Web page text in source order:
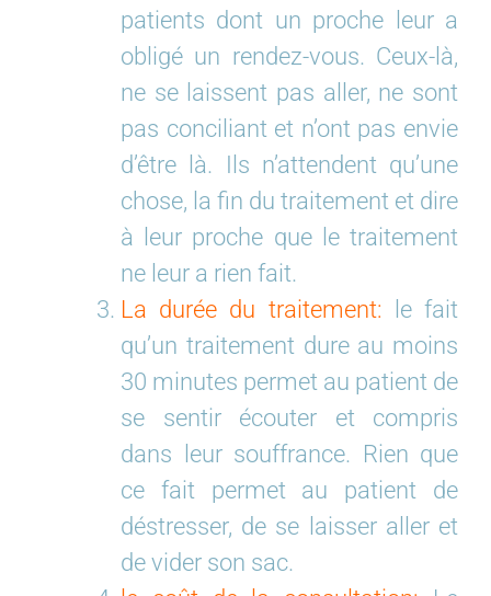
patients dont un proche leur a
obligé un rendez-vous. Ceux-là,
ne se laissent pas aller, ne sont
pas conciliant et n’ont pas envie
d’être là. Ils n’attendent qu’une
chose, la fin du traitement et dire
à leur proche que le traitement
ne leur a rien fait.
La durée du traitement: le fait
qu’un traitement dure au moins
30 minutes permet au patient de
se sentir écouter et compris
dans leur souffrance. Rien que
ce fait permet au patient de
déstresser, de se laisser aller et
de vider son sac.